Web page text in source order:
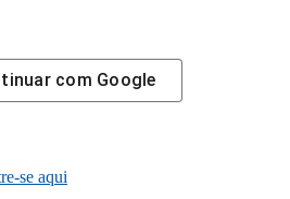
com Google
se aqui